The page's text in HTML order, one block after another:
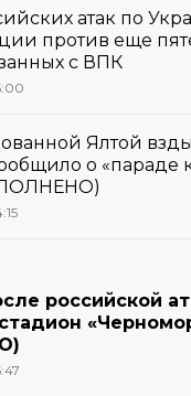
атак по
против еще
с ВПК
Ялтой
о «параде
российской